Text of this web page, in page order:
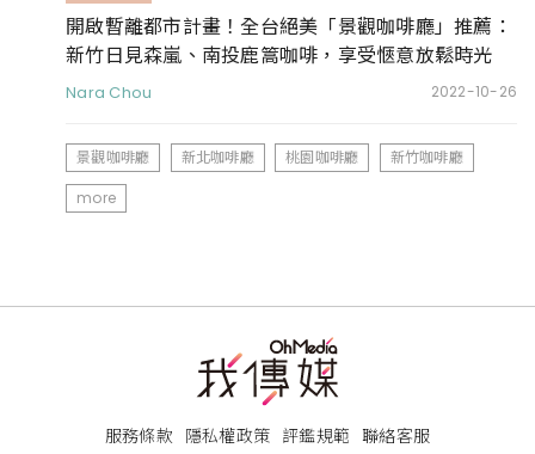
開啟暫離都市計畫！全台絕美「景觀咖啡廳」推薦：
新竹日見森嵐、南投鹿篙咖啡，享受愜意放鬆時光
Nara Chou 2022-10-26
景觀咖啡廳 新北咖啡廳 桃園咖啡廳
新竹咖啡廳
more
服務條款 隱私權政策 評鑑規範 聯絡客服